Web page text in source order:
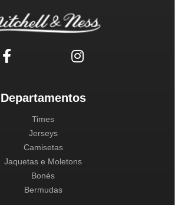
Departamentos
Times
Jerseys
Camisetas
Jaquetas e Moletons
Bonés
Bermudas